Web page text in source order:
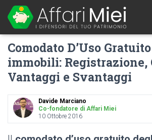
Comodato D’Uso
immobili: Registrazione,
Vantaggi e Svantaggi
Davide Marciano
Co-fondatore di Affari Miei
10 Ottobre 2016